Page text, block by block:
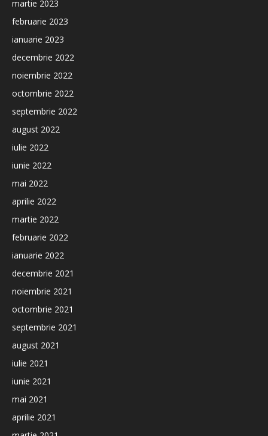
martie 2023
februarie 2023
ianuarie 2023
decembrie 2022
noiembrie 2022
octombrie 2022
septembrie 2022
august 2022
iulie 2022
iunie 2022
mai 2022
aprilie 2022
martie 2022
februarie 2022
ianuarie 2022
decembrie 2021
noiembrie 2021
octombrie 2021
septembrie 2021
august 2021
iulie 2021
iunie 2021
mai 2021
aprilie 2021